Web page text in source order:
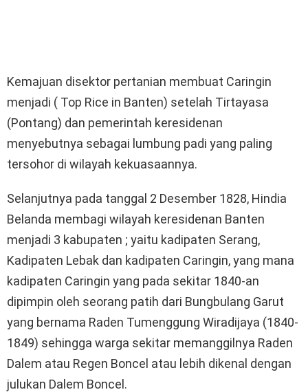
Kemajuan disektor pertanian membuat Caringin
menjadi ( Top Rice in Banten) setelah Tirtayasa
(Pontang) dan pemerintah keresidenan
menyebutnya sebagai lumbung padi yang paling
tersohor di wilayah kekuasaannya.
Selanjutnya pada tanggal 2 Desember 1828, Hindia
Belanda membagi wilayah keresidenan Banten
menjadi 3 kabupaten ; yaitu kadipaten Serang,
Kadipaten Lebak dan kadipaten Caringin, yang mana
kadipaten Caringin yang pada sekitar 1840-an
dipimpin oleh seorang patih dari Bungbulang Garut
yang bernama Raden Tumenggung Wiradijaya (1840-
1849) sehingga warga sekitar memanggilnya Raden
Dalem atau Regen Boncel atau lebih dikenal dengan
julukan Dalem Boncel.